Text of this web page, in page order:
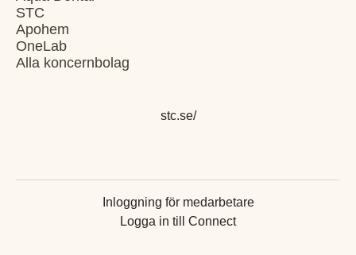
STC
Apohem
OneLab
Alla koncernbolag
stc.se/
Inloggning för medarbetare
Logga in till Connect